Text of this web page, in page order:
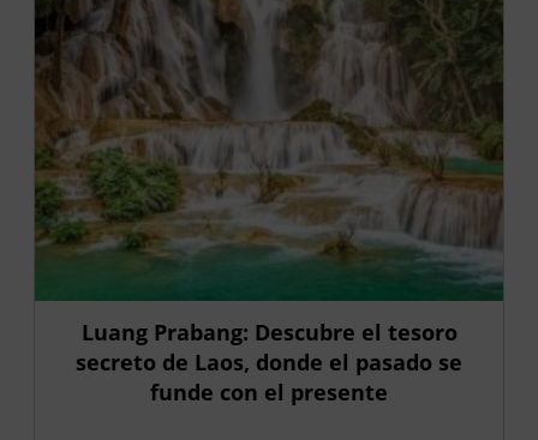
Luang Prabang: Descubre el tesoro
secreto de Laos, donde el pasado se
funde con el presente